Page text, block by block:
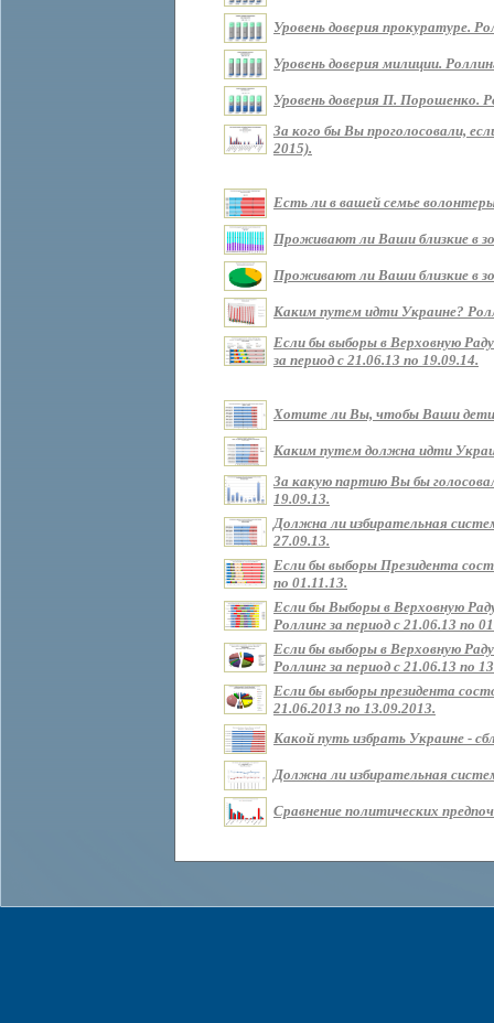
Уровень доверия прокуратуре.
Уровень доверия милиции.
Уровень доверия П. Порошенко.
За кого бы Вы проголосовали,
2015).
Есть ли в вашей семье
Проживают ли Ваши близкие в
Проживают ли Ваши близкие в
Каким путем идти Украине?
Если бы выборы в Верховную
за период с 21.06.13 по 19.09.14.
Хотите ли Вы, чтобы Ваши дети
Каким путем должна идти
За какую партию Вы бы
19.09.13.
Должна ли избирательная
27.09.13.
Если бы выборы Президента
по 01.11.13.
Если бы Выборы в Верховную
Роллинг за период с 21.06.13 по
Если бы выборы в Верховную
Роллинг за период с 21.06.13 по
Если бы выборы президента
21.06.2013 по 13.09.2013.
Какой путь избрать Украине -
Должна ли избирательная
Сравнение политических